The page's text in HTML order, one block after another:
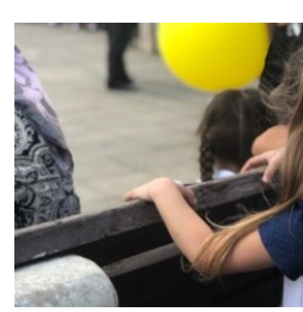
СИБИРЬ.РЕАЛИИ
РАСПИСАНИЕ ВЕЩАНИЯ
ПОДПИШИТЕСЬ НА
СОЦИАЛЬНЫЕ СЕТИ